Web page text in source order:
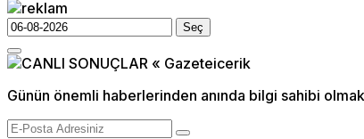
Günün önemli haberlerinden anında bilgi sahibi